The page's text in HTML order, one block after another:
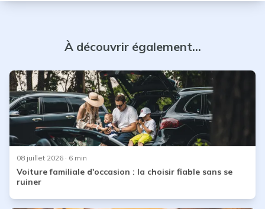
À découvrir également...
08 juillet 2026 · 6 min
Voiture familiale d'occasion : la choisir fiable sans se
ruiner